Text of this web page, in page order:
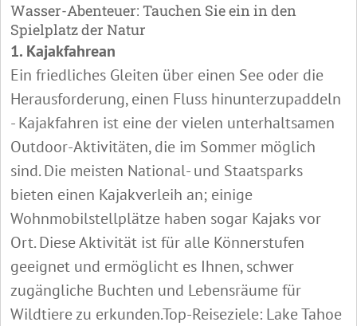
Wasser-Abenteuer: Tauchen Sie ein in den
Spielplatz der Natur
1. Kajakfahrean
Ein friedliches Gleiten über einen See oder die
Herausforderung, einen Fluss hinunterzupaddeln
- Kajakfahren ist eine der vielen unterhaltsamen
Outdoor-Aktivitäten, die im Sommer möglich
sind. Die meisten National- und Staatsparks
bieten einen Kajakverleih an; einige
Wohnmobilstellplätze haben sogar Kajaks vor
Ort. Diese Aktivität ist für alle Könnerstufen
geeignet und ermöglicht es Ihnen, schwer
zugängliche Buchten und Lebensräume für
Wildtiere zu erkunden.Top-Reiseziele: Lake Tahoe